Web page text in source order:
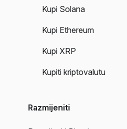
Kupi Solana
Kupi Ethereum
Kupi XRP
Kupiti kriptovalutu
Razmijeniti